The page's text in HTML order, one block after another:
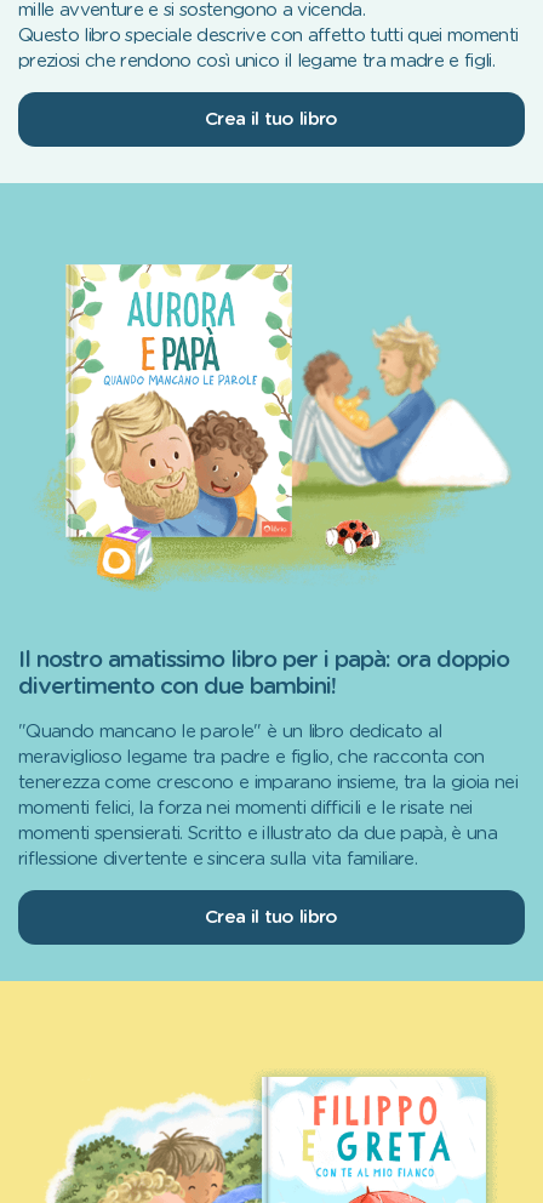
mille avventure e si sostengono a vicenda.
Questo libro speciale descrive con affetto tutti quei momenti
preziosi che rendono così unico il legame tra madre e figli.
Crea il tuo libro
Il nostro amatissimo libro per i papà: ora doppio
divertimento con due bambini!
"Quando mancano le parole" è un libro dedicato al
meraviglioso legame tra padre e figlio, che racconta con
tenerezza come crescono e imparano insieme, tra la gioia nei
momenti felici, la forza nei momenti difficili e le risate nei
momenti spensierati. Scritto e illustrato da due papà, è una
riflessione divertente e sincera sulla vita familiare.
Crea il tuo libro